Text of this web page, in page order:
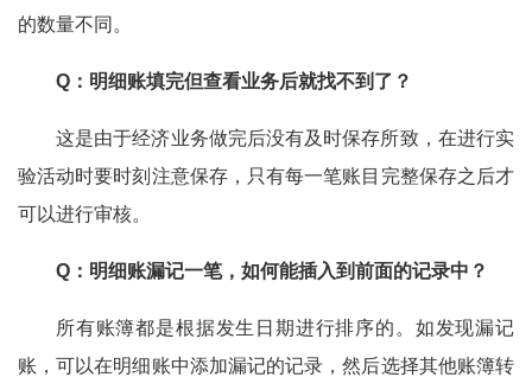
的数量不同。
Q：明细账填完但查看业务后就找不到了？
这是由于经济业务做完后没有及时保存所致，在进行实
验活动时要时刻注意保存，只有每一笔账目完整保存之后才
可以进行审核。
Q：明细账漏记一笔，如何能插入到前面的记录中？
所有账簿都是根据发生日期进行排序的。如发现漏记
账，可以在明细账中添加漏记的记录，然后选择其他账簿转